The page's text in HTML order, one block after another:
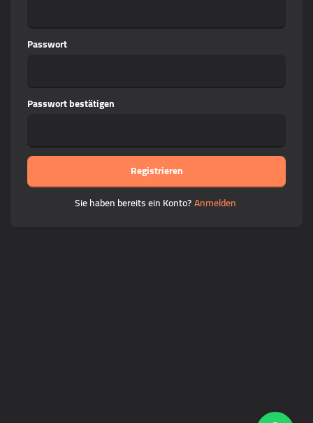
Passwort
Passwort bestätigen
Registrieren
Sie haben bereits ein Konto?Anmelden